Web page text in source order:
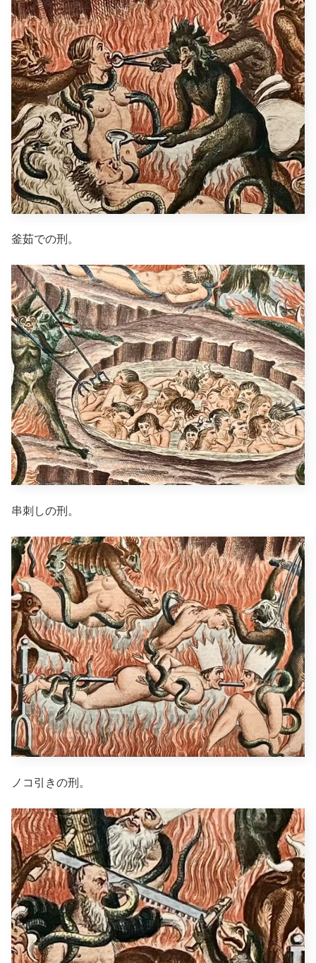
釜茹での刑。
串刺しの刑。
ノコ引きの刑。